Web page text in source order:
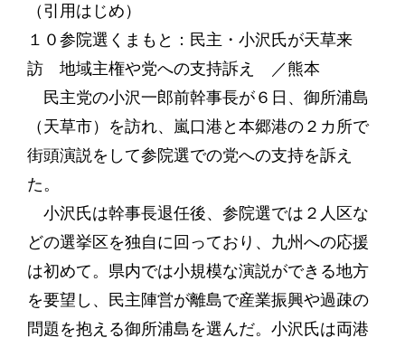
（引用はじめ）
１０参院選くまもと：民主・小沢氏が天草来
訪 地域主権や党への支持訴え ／熊本
民主党の小沢一郎前幹事長が６日、御所浦島
（天草市）を訪れ、嵐口港と本郷港の２カ所で
街頭演説をして参院選での党への支持を訴え
た。
小沢氏は幹事長退任後、参院選では２人区な
どの選挙区を独自に回っており、九州への応援
は初めて。県内では小規模な演説ができる地方
を要望し、民主陣営が離島で産業振興や過疎の
問題を抱える御所浦島を選んだ。小沢氏は両港